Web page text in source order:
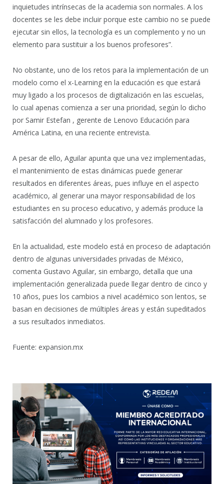
inquietudes intrínsecas de la academia son normales. A los
docentes se les debe incluir porque este cambio no se puede
ejecutar sin ellos, la tecnología es un complemento y no un
elemento para sustituir a los buenos profesores”.
No obstante, uno de los retos para la implementación de un
modelo como el x-Learning en la educación es que estará
muy ligado a los procesos de digitalización en las escuelas,
lo cual apenas comienza a ser una prioridad, según lo dicho
por Samir Estefan , gerente de Lenovo Educación para
América Latina, en una reciente entrevista.
A pesar de ello, Aguilar apunta que una vez implementadas,
el mantenimiento de estas dinámicas puede generar
resultados en diferentes áreas, pues influye en el aspecto
académico, al generar una mayor responsabilidad de los
estudiantes en su proceso educativo, y además produce la
satisfacción del alumnado y los profesores.
En la actualidad, este modelo está en proceso de adaptación
dentro de algunas universidades privadas de México,
comenta Gustavo Aguilar, sin embargo, detalla que una
implementación generalizada puede llegar dentro de cinco y
10 años, pues los cambios a nivel académico son lentos, se
basan en decisiones de múltiples áreas y están supeditados
a sus resultados inmediatos.
Fuente: expansion.mx